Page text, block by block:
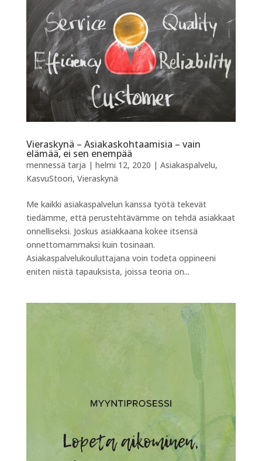
Vieraskynä – Asiakaskohtaamisia – vain
elämää, ei sen enempää
mennessä tarja | helmi 12, 2020 | Asiakaspalvelu,
KasvuStoori, Vieraskynä
Me kaikki asiakaspalvelun kanssa työtä tekevät
tiedämme, että perustehtävämme on tehdä asiakkaat
onnelliseksi. Joskus asiakkaana kokee itsensä
onnettomammaksi kuin tosinaan.
Asiakaspalvelukouluttajana voin todeta oppineeni
eniten niistä tapauksista, joissa teoria on...